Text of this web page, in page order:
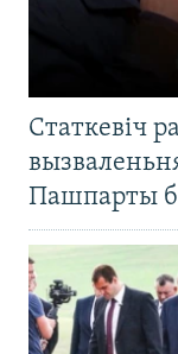
Статкевіч
Пашпарты